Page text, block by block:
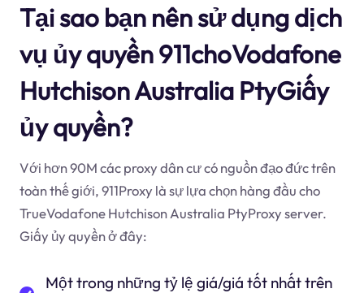
Tại sao bạn nên sử dụng dịch
vụ ủy quyền 911choVodafone
Hutchison Australia PtyGiấy
ủy quyền?
Với hơn 90M các proxy dân cư có nguồn đạo đức trên
toàn thế giới, 911Proxy là sự lựa chọn hàng đầu cho
TrueVodafone Hutchison Australia PtyProxy server.
Giấy ủy quyền ở đây:
Một trong những tỷ lệ giá/giá tốt nhất trên